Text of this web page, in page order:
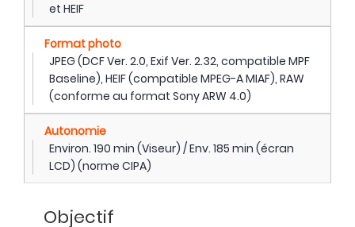
et HEIF
Format photo
JPEG (DCF Ver. 2.0, Exif Ver. 2.32, compatible MPF
Baseline), HEIF (compatible MPEG-A MIAF), RAW
(conforme au format Sony ARW 4.0)
Autonomie
Environ. 190 min (Viseur) / Env. 185 min (écran
LCD) (norme CIPA)
Objectif